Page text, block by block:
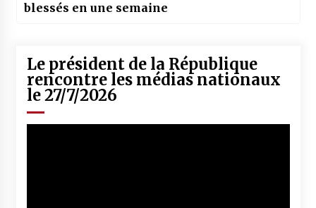
blessés en une semaine
Le président de la République
rencontre les médias nationaux
le 27/7/2026